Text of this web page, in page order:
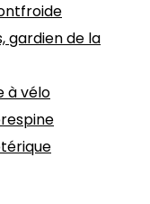
gardien de la
à vélo